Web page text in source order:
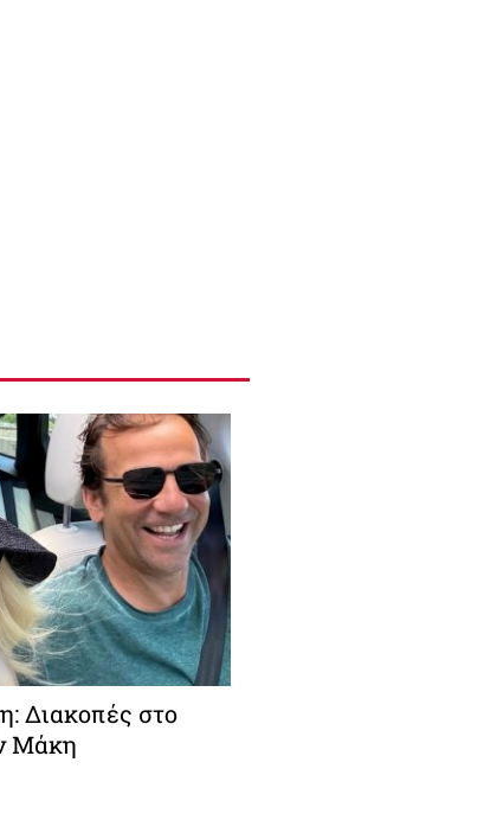
Διακοπές στο
Μάκη